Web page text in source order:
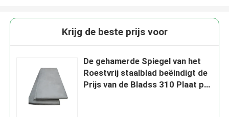
Krijg de beste prijs voor
De gehamerde Spiegel van het
Roestvrij staalblad beëindigt de
Prijs van de Bladss 310 Plaat per